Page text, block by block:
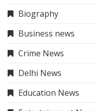
Biography
Business news
Crime News
Delhi News
Education News